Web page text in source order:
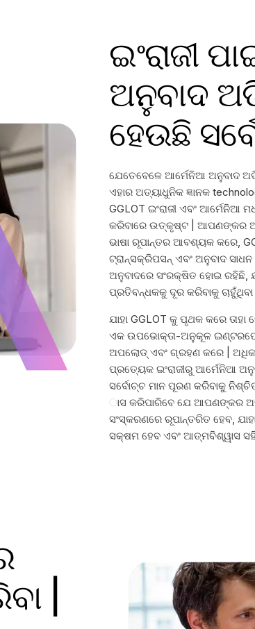
ଇଂରାଜୀ
ଅନୁବାଦ
ହେଉଛି
ଯେତେବେଳେ ଆର୍ମେନିଆ ଅନୁବାଦ
ଏହାର ଅତ୍ୟାଧୁନିକ ଜ୍ଞାନକ
GGLOT ଇଂରାଜୀ ଏବଂ
କରିବାରେ ଉତ୍କୃଷ୍ଟ | ଆପଣଙ୍କର
ଭାଷା ରୂପାନ୍ତର ଆବଶ୍ୟକ କରେ,
ଟ୍ରାନ୍ସକ୍ରିପସନ୍ ଏବଂ ଅନୁବାଦ
ଅନୁବାଦରେ ସଂରକ୍ଷିତ ହୋଇ ରହିଛି,
ପ୍ରତିବନ୍ଧକକୁ ଦୂର କରିବାକୁ
ଯାହା GGLOT କୁ ପୃଥକ କରେ
ଏକ ଉପଭୋକ୍ତା-ଅନୁକୂଳ
ଅପଲୋଡ୍ ଏବଂ ଗ୍ରହଣ କରେ |
ପ୍ରତ୍ୟେକ ଇଂରାଜୀରୁ ଆର୍ମେନିଆ
ସର୍ବୋଚ୍ଚ ମାନ ପୂରଣ କରିବାକୁ
ାସ କରିପାରିବେ ଯେ ଆପଣଙ୍କର
ସଂସ୍କରଣରେ ରୂପାନ୍ତରିତ ହେବ,
ସକ୍ଷମ ହେବ ଏବଂ ଆତ୍ମବିଶ୍ୱାସ
|